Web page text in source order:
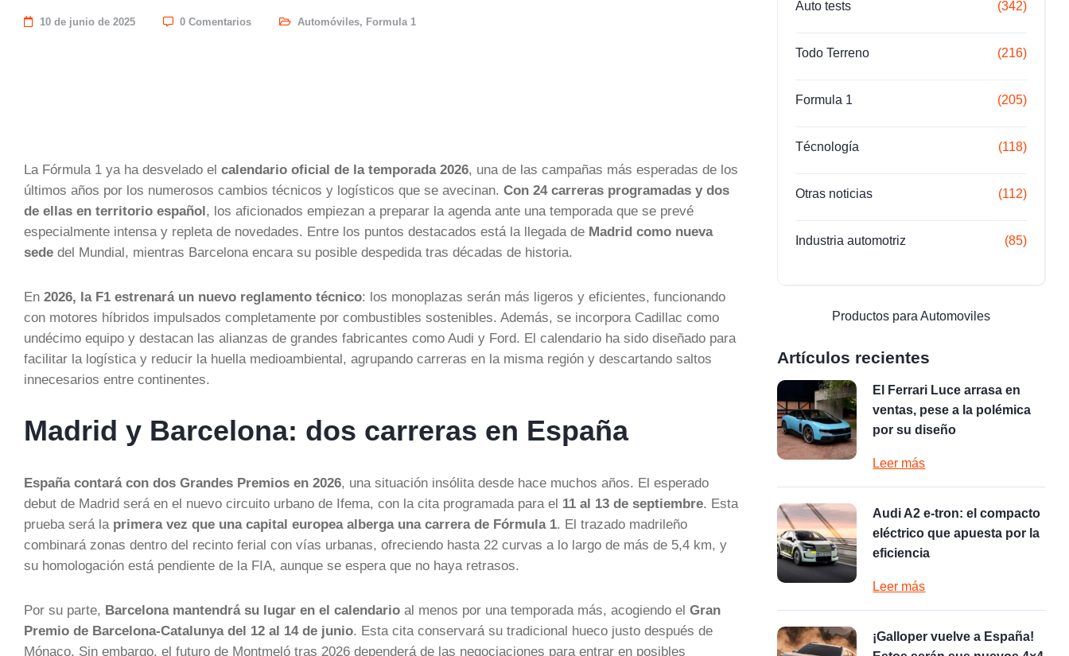
10 de junio de 2025 0 Comentarios Automóviles, Formula 1
La Fórmula 1 ya ha desvelado el calendario oficial de la temporada 2026, una de las campañas más esperadas de los
últimos años por los numerosos cambios técnicos y logísticos que se avecinan. Con 24 carreras programadas y dos
de ellas en territorio español, los aficionados empiezan a preparar la agenda ante una temporada que se prevé
especialmente intensa y repleta de novedades. Entre los puntos destacados está la llegada de Madrid como nueva
sede del Mundial, mientras Barcelona encara su posible despedida tras décadas de historia.
En 2026, la F1 estrenará un nuevo reglamento técnico: los monoplazas serán más ligeros y eficientes, funcionando
con motores híbridos impulsados completamente por combustibles sostenibles. Además, se incorpora Cadillac como
undécimo equipo y destacan las alianzas de grandes fabricantes como Audi y Ford. El calendario ha sido diseñado para
facilitar la logística y reducir la huella medioambiental, agrupando carreras en la misma región y descartando saltos
innecesarios entre continentes.
Madrid y Barcelona: dos carreras en España
España contará con dos Grandes Premios en 2026, una situación insólita desde hace muchos años. El esperado
debut de Madrid será en el nuevo circuito urbano de Ifema, con la cita programada para el 11 al 13 de septiembre. Esta
prueba será la primera vez que una capital europea alberga una carrera de Fórmula 1. El trazado madrileño
combinará zonas dentro del recinto ferial con vías urbanas, ofreciendo hasta 22 curvas a lo largo de más de 5,4 km, y
su homologación está pendiente de la FIA, aunque se espera que no haya retrasos.
Por su parte, Barcelona mantendrá su lugar en el calendario al menos por una temporada más, acogiendo el Gran
Premio de Barcelona-Catalunya del 12 al 14 de junio. Esta cita conservará su tradicional hueco justo después de
Mónaco. Sin embargo, el futuro de Montmeló tras 2026 dependerá de las negociaciones para entrar en posibles
Auto tests (342)
Todo Terreno (216)
Formula 1 (205)
Técnología (118)
Otras noticias (112)
Industria automotriz (85)
Productos para Automoviles
Artículos recientes
El Ferrari Luce arrasa en
ventas, pese a la polémica
por su diseño
Leer más
Audi A2 e-tron: el compacto
eléctrico que apuesta por la
eficiencia
Leer más
¡Galloper vuelve a España!